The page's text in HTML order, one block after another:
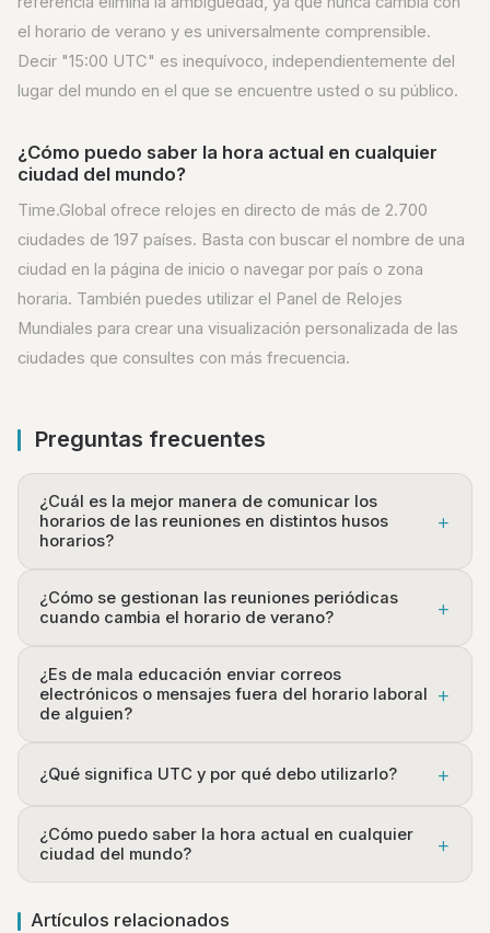
el horario de verano y es universalmente comprensible.
Decir "15:00 UTC" es inequívoco, independientemente del
lugar del mundo en el que se encuentre usted o su público.
¿Cómo puedo saber la hora actual en cualquier
ciudad del mundo?
Time.Global ofrece relojes en directo de más de 2.700
ciudades de 197 países. Basta con buscar el nombre de una
ciudad en la página de inicio o navegar por país o zona
horaria. También puedes utilizar el Panel de Relojes
Mundiales para crear una visualización personalizada de las
ciudades que consultes con más frecuencia.
Preguntas frecuentes
¿Cuál es la mejor manera de comunicar los
horarios de las reuniones en distintos husos
horarios?
¿Cómo se gestionan las reuniones periódicas
cuando cambia el horario de verano?
¿Es de mala educación enviar correos
electrónicos o mensajes fuera del horario laboral
de alguien?
¿Qué significa UTC y por qué debo utilizarlo?
¿Cómo puedo saber la hora actual en cualquier
ciudad del mundo?
Artículos relacionados